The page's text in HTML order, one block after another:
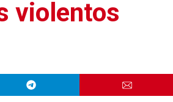
violentos